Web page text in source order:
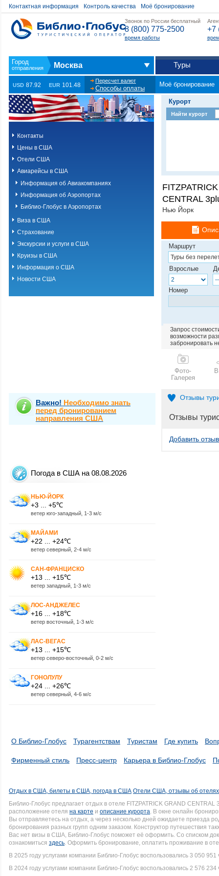
Контактная информация Контроль качества Моё бронирование
Звонок по России бесплатный
8 (800) 775-2500
время работы
+7
Москва Туры
USD 87.92 EUR 101.48
Пересчет валют
Способы оплаты
Моё бронирование
Контакты
Цены в США
Отели США
Авиарейсы в США
Информация об Авиакомпаниях
Информация об Аэропортах
Библио-Глобус в Аэропортах
Виза в США
Страхование
Экскурсии и услуги в США
Круизы в США
Информация о США
Новости США
Важно! Необходимо знать
перед бронированием
направления США
Погода в США на 08.08.2026
НЬЮ-ЙОРК
+3 ... +5℃
ветер юго-западный, 1-3 м/с
МАЙАМИ
+22 ... +24℃
ветер северный, 2-4 м/с
САН-ФРАНЦИСКО
+13 ... +15℃
ветер западный, 1-3 м/с
ЛОС-АНДЖЕЛЕС
+16 ... +18℃
ветер восточный, 1-3 м/с
ЛАС-ВЕГАС
+13 ... +15℃
ветер северо-восточный, 0-2 м/с
ГОНОЛУЛУ
+24 ... +26℃
ветер северный, 4-6 м/с
Курорт
Найти курорт
CENTRAL
Нью Йорк
Маршрут
Взрослые
Номер
Запрос
возможности
забронировать
Фото-
Галерея
Отзывы
Отзывы
Добавить отзыв
О Библио-Глобус Турагентствам Туристам Где купить
Фирменный стиль Пресс-центр Карьера в Библио-Глобус
Отдых в США, билеты в США, погода в США Отели США, отзывы об
Библио-Глобус предлагает отдых в отеле FITZPATRICK GRAND
расположение отеля на карте и описание курорта. В окне онлайн
Вы отправляетесь на отдых, а через несколько дней ожидаете приезда
бронирования разных групп одним заказом. Конструктор путешествия
Вас нет визы в США, Библио-Глобус поможет её оформить. Со списком
ознакомиться здесь. Оформить бронирование, оплатить проживание в
В 2025 году услугами компании Библио-Глобус воспользовались 3 050 951
В 2024 году услугами компании Библио-Глобус воспользовались 2 576 234